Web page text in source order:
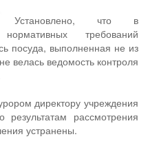
Установлено, что в
требований
посуда, выполненная не из
велась ведомость контроля
директору учреждения
результатам рассмотрения
устранены.